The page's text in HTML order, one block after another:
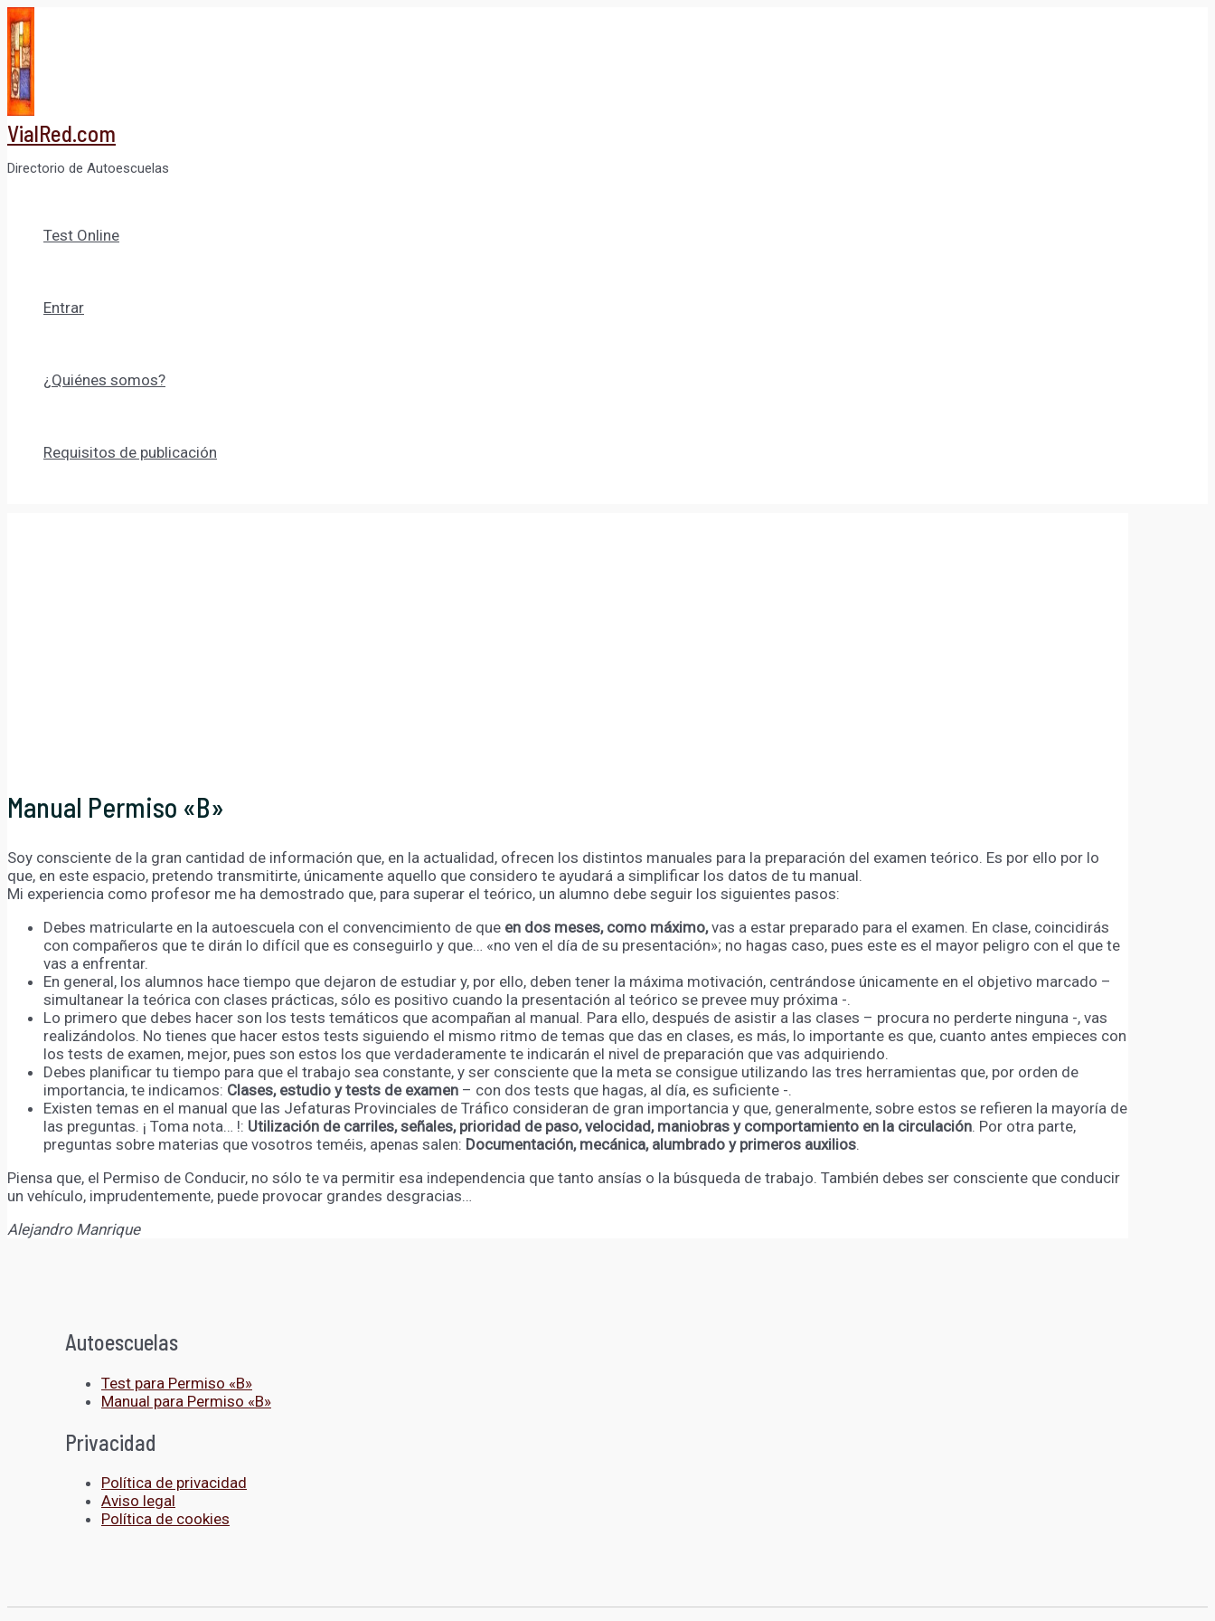
Ir
al
contenido
VialRed.com
Directorio de Autoescuelas
Test Online
Entrar
¿Quiénes somos?
Requisitos de publicación
Manual Permiso «B»
Soy consciente de la gran cantidad de información que, en la actualidad, ofrecen los distintos manuales para la preparación del examen teórico. Es por ello por lo
que, en este espacio, pretendo transmitirte, únicamente aquello que considero te ayudará a simplificar los datos de tu manual.
Mi experiencia como profesor me ha demostrado que, para superar el teórico, un alumno debe seguir los siguientes pasos:
Debes matricularte en la autoescuela con el convencimiento de que en dos meses, como máximo,vas a estar preparado para el examen. En clase, coincidirás
con compañeros que te dirán lo difícil que es conseguirlo y que… «no ven el día de su presentación»; no hagas caso, pues este es el mayor peligro con el que te
vas a enfrentar.
En general, los alumnos hace tiempo que dejaron de estudiar y, por ello, deben tener la máxima motivación, centrándose únicamente en el objetivo marcado –
simultanear la teórica con clases prácticas, sólo es positivo cuando la presentación al teórico se prevee muy próxima -.
Lo primero que debes hacer son los tests temáticos que acompañan al manual. Para ello, después de asistir a las clases – procura no perderte ninguna -, vas
realizándolos. No tienes que hacer estos tests siguiendo el mismo ritmo de temas que das en clases, es más, lo importante es que, cuanto antes empieces con
los tests de examen, mejor, pues son estos los que verdaderamente te indicarán el nivel de preparación que vas adquiriendo.
Debes planificar tu tiempo para que el trabajo sea constante, y ser consciente que la meta se consigue utilizando las tres herramientas que, por orden de
importancia, te indicamos: Clases, estudio y tests de examen – con dos tests que hagas, al día, es suficiente -.
Existen temas en el manual que las Jefaturas Provinciales de Tráfico consideran de gran importancia y que, generalmente, sobre estos se refieren la mayoría de
las preguntas. ¡ Toma nota… !: Utilización de carriles, señales, prioridad de paso, velocidad, maniobras y comportamiento en la circulación. Por otra parte,
preguntas sobre materias que vosotros teméis, apenas salen: Documentación, mecánica, alumbrado y primeros auxilios.
Piensa que, el Permiso de Conducir, no sólo te va permitir esa independencia que tanto ansías o la búsqueda de trabajo. También debes ser consciente que conducir
un vehículo, imprudentemente, puede provocar grandes desgracias…
Alejandro Manrique
Autoescuelas
Test para Permiso «B»
Manual para Permiso «B»
Privacidad
Política de privacidad
Aviso legal
Política de cookies